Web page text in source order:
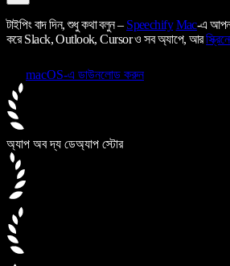
টাইপিং বাদ দিন, শুধু কথা বলুন – Speechify Mac-এ
করে Slack, Outlook, Cursor ও সব অ্যাপে, আর
macOS-এ ডাউনলোড করুন
অ্যাপ অব দ্য ডেঅ্যাপ স্টোর